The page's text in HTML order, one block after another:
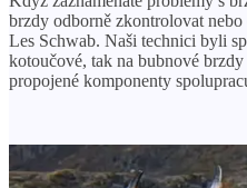
brzdy odborně zkontrolovat
Les Schwab. Naši technici byli
kotoučové, tak na bubnové
propojené komponenty